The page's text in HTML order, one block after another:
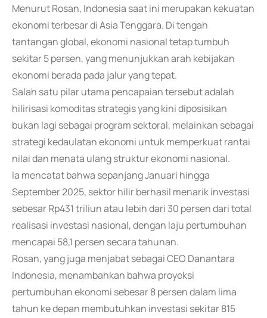
Menurut Rosan, Indonesia saat ini merupakan kekuatan
ekonomi terbesar di Asia Tenggara. Di tengah
tantangan global, ekonomi nasional tetap tumbuh
sekitar 5 persen, yang menunjukkan arah kebijakan
ekonomi berada pada jalur yang tepat.
Salah satu pilar utama pencapaian tersebut adalah
hilirisasi komoditas strategis yang kini diposisikan
bukan lagi sebagai program sektoral, melainkan sebagai
strategi kedaulatan ekonomi untuk memperkuat rantai
nilai dan menata ulang struktur ekonomi nasional.
Ia mencatat bahwa sepanjang Januari hingga
September 2025, sektor hilir berhasil menarik investasi
sebesar Rp431 triliun atau lebih dari 30 persen dari total
realisasi investasi nasional, dengan laju pertumbuhan
mencapai 58,1 persen secara tahunan.
Rosan, yang juga menjabat sebagai CEO Danantara
Indonesia, menambahkan bahwa proyeksi
pertumbuhan ekonomi sebesar 8 persen dalam lima
tahun ke depan membutuhkan investasi sekitar 815